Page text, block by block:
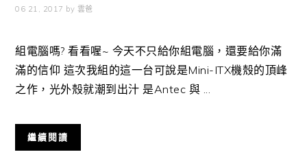
06 21, 2017 by 雲爸
組電腦嗎? 看看喔~ 今天不只給你組電腦，還要給你滿
滿的信仰 這次我組的這一台可說是Mini-ITX機殼的頂峰
之作，光外殼就潮到出汁 是Antec 與 ...
繼續閱讀